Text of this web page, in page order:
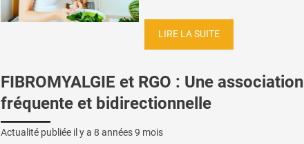
LIRE LA SUITE
FIBROMYALGIE et RGO : Une association
fréquente et bidirectionnelle
Actualité publiée il y a 8 années 9 mois